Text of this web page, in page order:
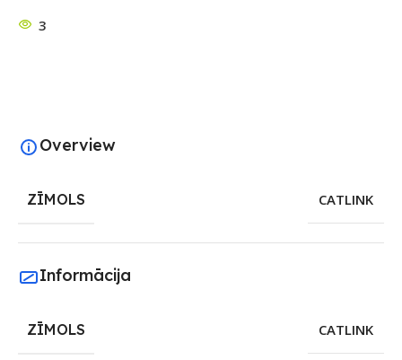
3
Overview
ZĪMOLS CATLINK
Informācija
ZĪMOLS CATLINK